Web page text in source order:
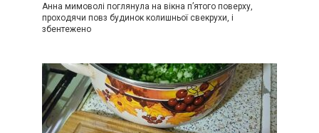
Анна мимоволі поглянула на вікна п’ятого поверху,
проходячи повз будинок колишньої свекрухи, і
збентежено